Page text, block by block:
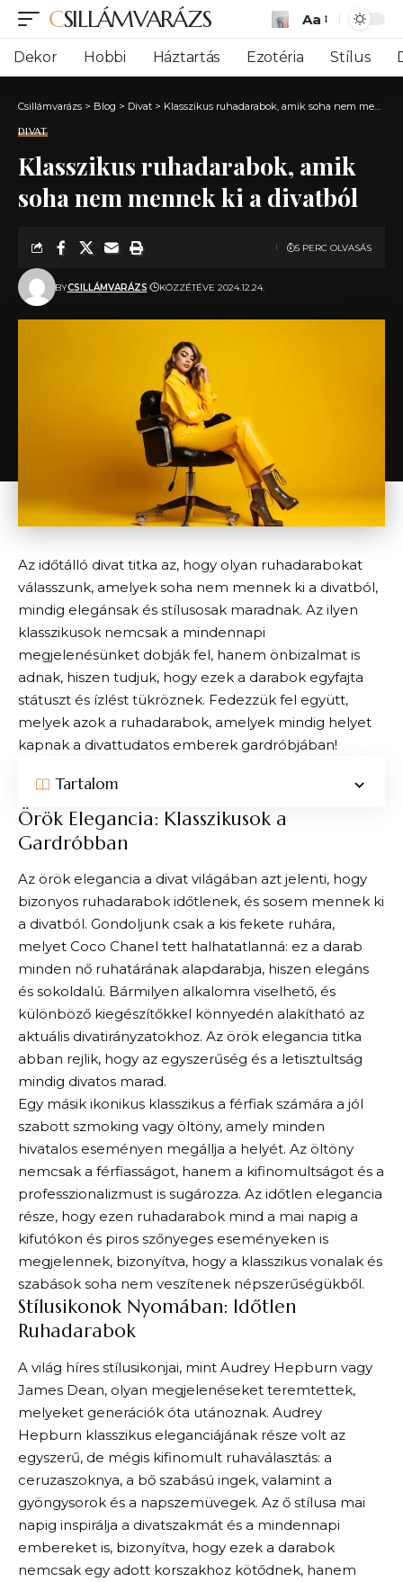
CSILLÁMVARÁZS
Font
Resizer
Aa
Dekor Hobbi Háztartás Ezotéria Stílus
Csillámvarázs > Blog > Divat > Klasszikus ruhadarabok, amik soha nem mennek ki a divatból
DIVAT
Klasszikus ruhadarabok, amik
soha nem mennek ki a divatból
BYCSILLÁMVARÁZS KÖZZÉTÉVE 2024.12.24.
5 PERC OLVASÁS
Az időtálló divat titka az, hogy olyan ruhadarabokat
válasszunk, amelyek soha nem mennek ki a divatból,
mindig elegánsak és stílusosak maradnak. Az ilyen
klasszikusok nemcsak a mindennapi
megjelenésünket dobják fel, hanem önbizalmat is
adnak, hiszen tudjuk, hogy ezek a darabok egyfajta
státuszt és ízlést tükröznek. Fedezzük fel együtt,
melyek azok a ruhadarabok, amelyek mindig helyet
kapnak a divattudatos emberek gardróbjában!
Tartalom
Örök Elegancia: Klasszikusok a
Gardróbban
Az örök elegancia a divat világában azt jelenti, hogy
bizonyos ruhadarabok időtlenek, és sosem mennek ki
a divatból. Gondoljunk csak a kis fekete ruhára,
melyet Coco Chanel tett halhatatlanná: ez a darab
minden nő ruhatárának alapdarabja, hiszen elegáns
és sokoldalú. Bármilyen alkalomra viselhető, és
különböző kiegészítőkkel könnyedén alakítható az
aktuális divatirányzatokhoz. Az örök elegancia titka
abban rejlik, hogy az egyszerűség és a letisztultság
mindig divatos marad.
Egy másik ikonikus klasszikus a férfiak számára a jól
szabott szmoking vagy öltöny, amely minden
hivatalos eseményen megállja a helyét. Az öltöny
nemcsak a férfiasságot, hanem a kifinomultságot és a
professzionalizmust is sugározza. Az időtlen elegancia
része, hogy ezen ruhadarabok mind a mai napig a
kifutókon és piros szőnyeges eseményeken is
megjelennek, bizonyítva, hogy a klasszikus vonalak és
szabások soha nem veszítenek népszerűségükből.
Stílusikonok Nyomában: Időtlen
Ruhadarabok
A világ híres stílusikonjai, mint Audrey Hepburn vagy
James Dean, olyan megjelenéseket teremtettek,
melyeket generációk óta utánoznak. Audrey
Hepburn klasszikus eleganciájának része volt az
egyszerű, de mégis kifinomult ruhaválasztás: a
ceruzaszoknya, a bő szabású ingek, valamint a
gyöngysorok és a napszemüvegek. Az ő stílusa mai
napig inspirálja a divatszakmát és a mindennapi
embereket is, bizonyítva, hogy ezek a darabok
nemcsak egy adott korszakhoz kötődnek, hanem